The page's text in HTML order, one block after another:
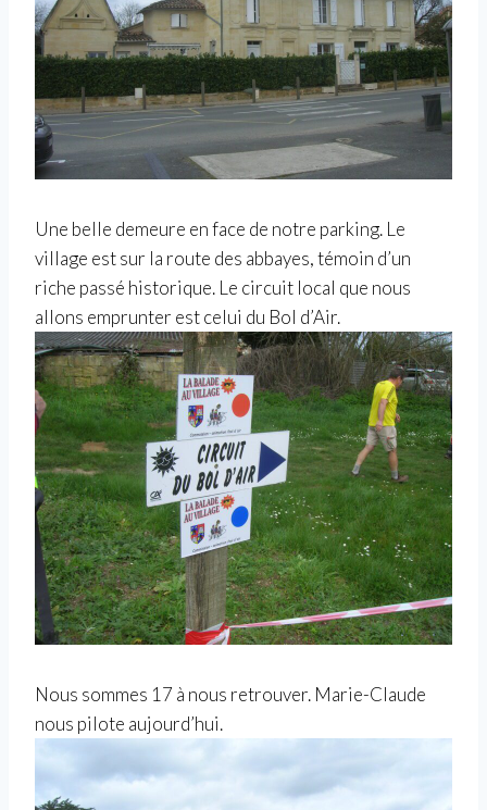
Une belle demeure en face de notre parking. Le
village est sur la route des abbayes, témoin d’un
riche passé historique. Le circuit local que nous
allons emprunter est celui du Bol d’Air.
Nous sommes 17 à nous retrouver. Marie-Claude
nous pilote aujourd’hui.